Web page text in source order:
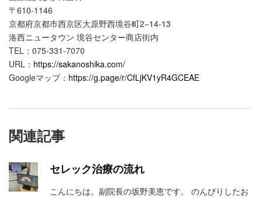
〒610-1146
京都府京都市西京区大原野西境谷町2−14-13
洛西ニュータウン 境谷センター商店街内
TEL：075-331-7070
URL： https://sakanoshika.com/
Googleマップ： https://g.page/r/CfLjKV1yR4GCEAE
関連記事
セレック治療の流れ
こんにちは。副院長の坂野美恵です。 のんびりしたお